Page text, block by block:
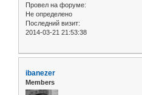
Провел на форуме:
Не определено
Последний визит:
2014-03-21 21:53:38
ibanezer
Members